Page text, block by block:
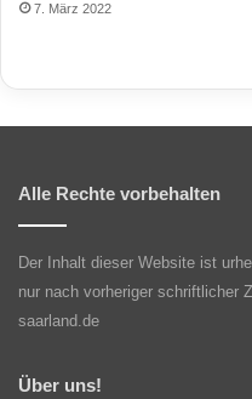
7. März 2022
Alle Rechte vorbehalten
Der Inhalt dieser Website ist
nur nach vorheriger schriftlicher
saarland.de
Über uns!